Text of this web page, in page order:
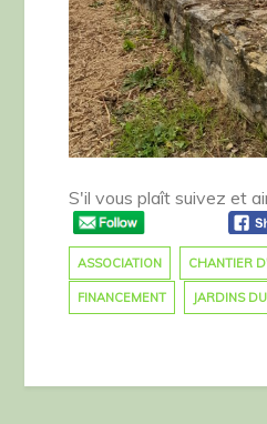
S'il vous plaît suivez et
ASSOCIATION CHANTIER
FINANCEMENT JARDINS